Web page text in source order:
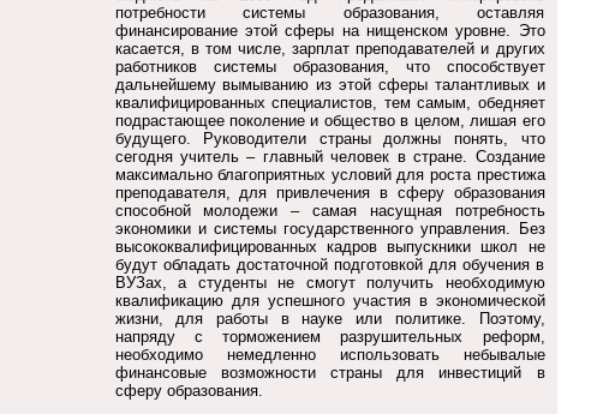
потребности системы образования, оставляя
финансирование этой сферы на нищенском уровне. Это
касается, в том числе, зарплат преподавателей и других
работников системы образования, что способствует
дальнейшему вымыванию из этой сферы талантливых и
квалифицированных специалистов, тем самым, обедняет
подрастающее поколение и общество в целом, лишая его
будущего. Руководители страны должны понять, что
сегодня учитель – главный человек в стране. Создание
максимально благоприятных условий для роста престижа
преподавателя, для привлечения в сферу образования
способной молодежи – самая насущная потребность
экономики и системы государственного управления. Без
высококвалифицированных кадров выпускники школ не
будут обладать достаточной подготовкой для обучения в
ВУЗах, а студенты не смогут получить необходимую
квалификацию для успешного участия в экономической
жизни, для работы в науке или политике. Поэтому,
напряду с торможением разрушительных реформ,
необходимо немедленно использовать небывалые
финансовые возможности страны для инвестиций в
сферу образования.